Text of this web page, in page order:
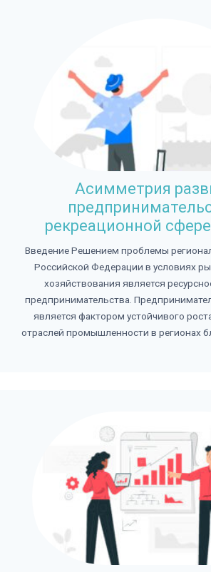
Асимметрия
рекреационной
Введение Решением проблемы
Российской Федерации в условиях
хозяйствования является
предпринимательства.
является фактором устойчивого
отраслей промышленности в регионах